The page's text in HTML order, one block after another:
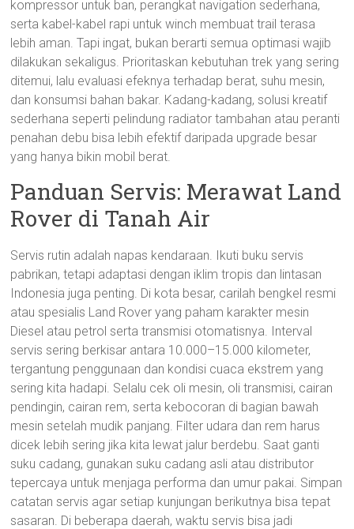
kompressor untuk ban, perangkat navigation sederhana,
serta kabel-kabel rapi untuk winch membuat trail terasa
lebih aman. Tapi ingat, bukan berarti semua optimasi wajib
dilakukan sekaligus. Prioritaskan kebutuhan trek yang sering
ditemui, lalu evaluasi efeknya terhadap berat, suhu mesin,
dan konsumsi bahan bakar. Kadang-kadang, solusi kreatif
sederhana seperti pelindung radiator tambahan atau peranti
penahan debu bisa lebih efektif daripada upgrade besar
yang hanya bikin mobil berat.
Panduan Servis: Merawat Land
Rover di Tanah Air
Servis rutin adalah napas kendaraan. Ikuti buku servis
pabrikan, tetapi adaptasi dengan iklim tropis dan lintasan
Indonesia juga penting. Di kota besar, carilah bengkel resmi
atau spesialis Land Rover yang paham karakter mesin
Diesel atau petrol serta transmisi otomatisnya. Interval
servis sering berkisar antara 10.000–15.000 kilometer,
tergantung penggunaan dan kondisi cuaca ekstrem yang
sering kita hadapi. Selalu cek oli mesin, oli transmisi, cairan
pendingin, cairan rem, serta kebocoran di bagian bawah
mesin setelah mudik panjang. Filter udara dan rem harus
dicek lebih sering jika kita lewat jalur berdebu. Saat ganti
suku cadang, gunakan suku cadang asli atau distributor
tepercaya untuk menjaga performa dan umur pakai. Simpan
catatan servis agar setiap kunjungan berikutnya bisa tepat
sasaran. Di beberapa daerah, waktu servis bisa jadi